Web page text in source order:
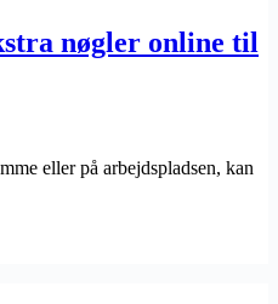
nøgler online til
eller på arbejdspladsen, kan